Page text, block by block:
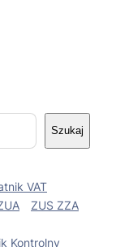
Szukaj
VAT
ZUS ZZA
Kontrolny